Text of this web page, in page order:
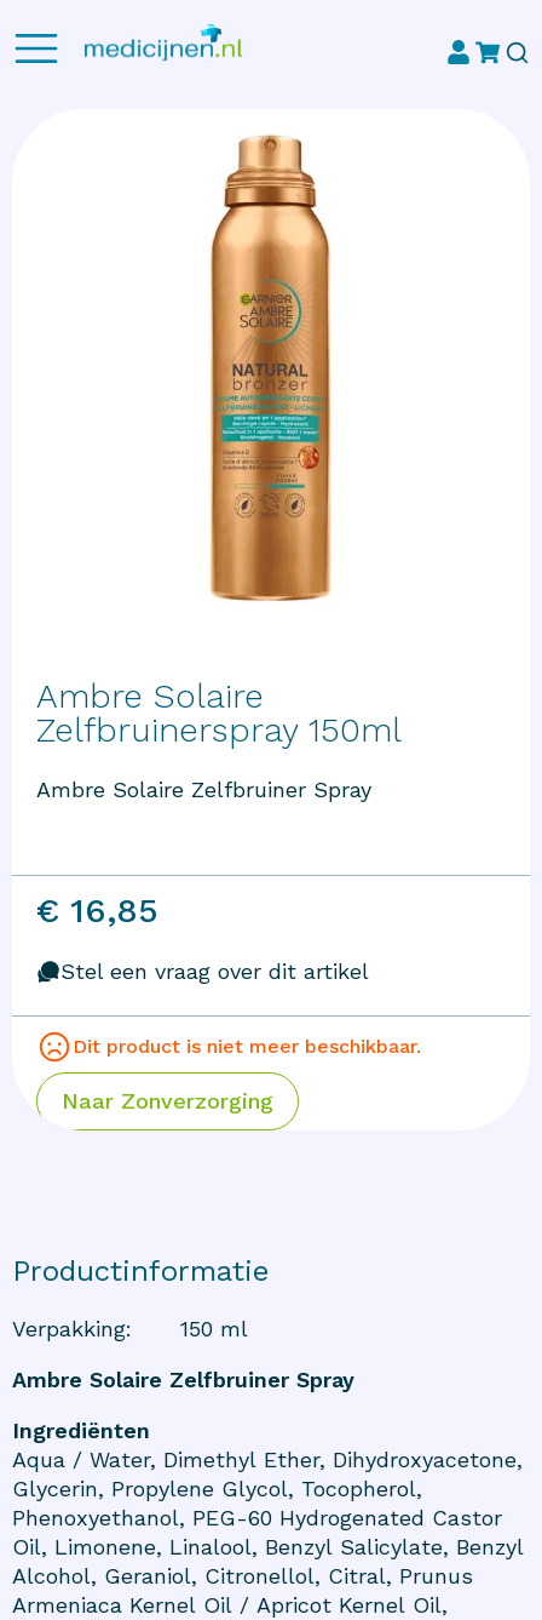
Ambre Solaire
Zelfbruinerspray 150ml
Ambre Solaire Zelfbruiner Spray
€ 16,85
Stel een vraag over dit artikel
Dit product is niet meer beschikbaar.
Naar Zonverzorging
Productinformatie
Verpakking:
150 ml
Ambre Solaire Zelfbruiner Spray
Ingrediënten
Aqua / Water, Dimethyl Ether, Dihydroxyacetone,
Glycerin, Propylene Glycol, Tocopherol,
Phenoxyethanol, PEG-60 Hydrogenated Castor
Oil, Limonene, Linalool, Benzyl Salicylate, Benzyl
Alcohol, Geraniol, Citronellol, Citral, Prunus
Armeniaca Kernel Oil / Apricot Kernel Oil,